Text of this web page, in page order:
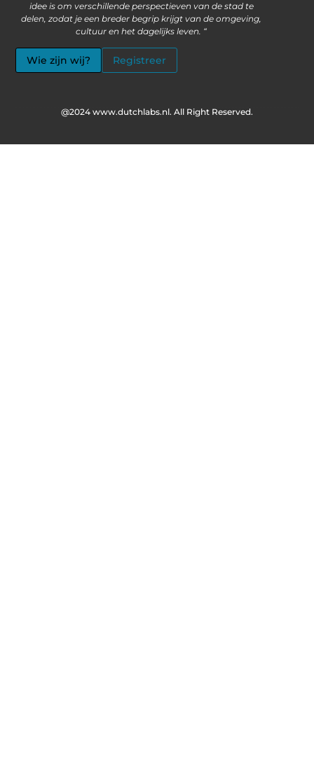
idee is om verschillende perspectieven van de stad te
delen, zodat je een breder begrip krijgt van de omgeving,
cultuur en het dagelijks leven. “
Wie zijn wij? Registreer
@2024 www.dutchlabs.nl. All Right Reserved.